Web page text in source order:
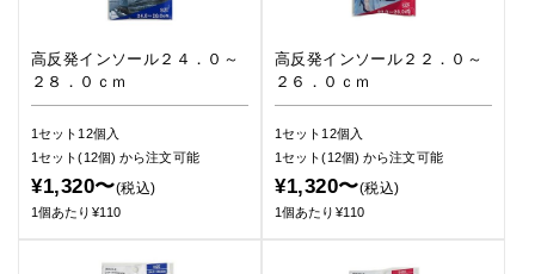
高反発インソール２４．０～
２８．０ｃｍ
1セット12個入
1セット(12個)から注文可能
¥1,320〜(税込)
1個あたり¥110
高反発インソール２２．０～
２６．０ｃｍ
1セット12個入
1セット(12個)から注文可能
¥1,320〜(税込)
1個あたり¥110